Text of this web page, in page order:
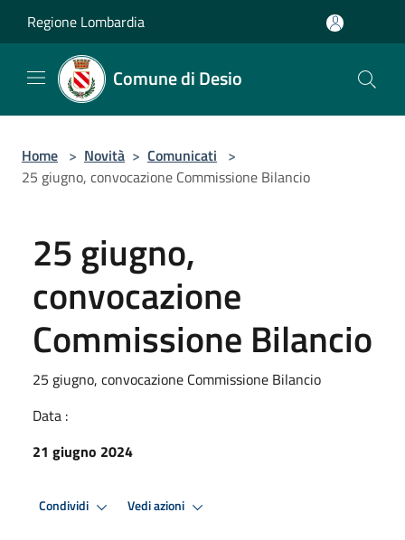
Regione Lombardia
Comune di Desio
Home > Novità > Comunicati >
25 giugno, convocazione Commissione Bilancio
25 giugno,
convocazione
Commissione Bilancio
25 giugno, convocazione Commissione Bilancio
Data :
21 giugno 2024
Condividi Vedi azioni